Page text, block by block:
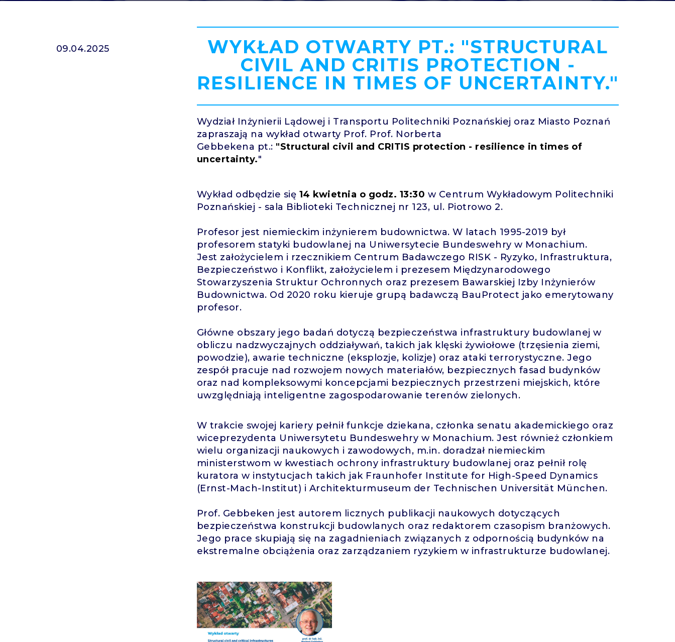
09.04.2025
WYKŁAD OTWARTY PT.: "STRUCTURAL
CIVIL AND CRITIS PROTECTION -
RESILIENCE IN TIMES OF UNCERTAINTY."
Wydział Inżynierii Lądowej i Transportu Politechniki Poznańskiej oraz Miasto Poznań
zapraszają na wykład otwarty Prof. Prof. Norberta
Gebbekena pt.: "Structural civil and CRITIS protection - resilience in times of
uncertainty."
Wykład odbędzie się 14 kwietnia o godz. 13:30 w Centrum Wykładowym Politechniki
Poznańskiej - sala Biblioteki Technicznej nr 123, ul. Piotrowo 2.
Profesor jest niemieckim inżynierem budownictwa. W latach 1995-2019 był
profesorem statyki budowlanej na Uniwersytecie Bundeswehry w Monachium.
Jest założycielem i rzecznikiem Centrum Badawczego RISK - Ryzyko, Infrastruktura,
Bezpieczeństwo i Konflikt, założycielem i prezesem Międzynarodowego
Stowarzyszenia Struktur Ochronnych oraz prezesem Bawarskiej Izby Inżynierów
Budownictwa. Od 2020 roku kieruje grupą badawczą BauProtect jako emerytowany
profesor.
Główne obszary jego badań dotyczą bezpieczeństwa infrastruktury budowlanej w
obliczu nadzwyczajnych oddziaływań, takich jak klęski żywiołowe (trzęsienia ziemi,
powodzie), awarie techniczne (eksplozje, kolizje) oraz ataki terrorystyczne. Jego
zespół pracuje nad rozwojem nowych materiałów, bezpiecznych fasad budynków
oraz nad kompleksowymi koncepcjami bezpiecznych przestrzeni miejskich, które
uwzględniają inteligentne zagospodarowanie terenów zielonych.
W trakcie swojej kariery pełnił funkcje dziekana, członka senatu akademickiego oraz
wiceprezydenta Uniwersytetu Bundeswehry w Monachium. Jest również członkiem
wielu organizacji naukowych i zawodowych, m.in. doradzał niemieckim
ministerstwom w kwestiach ochrony infrastruktury budowlanej oraz pełnił rolę
kuratora w instytucjach takich jak Fraunhofer Institute for High-Speed Dynamics
(Ernst-Mach-Institut) i Architekturmuseum der Technischen Universität München.
Prof. Gebbeken jest autorem licznych publikacji naukowych dotyczących
bezpieczeństwa konstrukcji budowlanych oraz redaktorem czasopism branżowych.
Jego prace skupiają się na zagadnieniach związanych z odpornością budynków na
ekstremalne obciążenia oraz zarządzaniem ryzykiem w infrastrukturze budowlanej.